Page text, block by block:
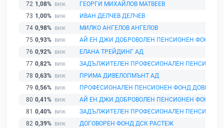
72 1,08%
ГЕОРГИ МИХАЙЛОВ МАТВЕЕВ
73 1,00%
ИВАН ДЕЛЧЕВ ДЕЛЧЕВ
74 0,98%
МИЛКО АНГЕЛОВ АНГЕЛОВ
75 0,93%
АЙ ЕН ДЖИ ДОБРОВОЛЕН ПЕНСИОНЕН ФОНД
76 0,92%
ЕЛАНА ТРЕЙДИНГ АД
77 0,82%
ЗАДЪЛЖИТЕЛЕН ПРОФЕСИОНАЛЕН
78 0,63%
ПРИМА ДИВЕЛОПМЪНТ АД
79 0,56%
ПРОФЕСИОНАЛЕН ПЕНСИОНЕН ФОНД ДОВЕРИЕ
80 0,41%
АЙ ЕН ДЖИ ДОБРОВОЛЕН ПЕНСИОНЕН ФОНД
81 0,40%
ЗАДЪЛЖИТЕЛЕН ПРОФЕСИОНАЛЕН
82 0,39%
ДОГОВОРЕН ФОНД ДСК РАСТЕЖ